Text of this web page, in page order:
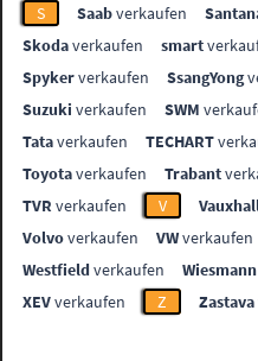
S
Saabverkaufen
Skodaverkaufen smart
Spykerverkaufen SsangYong
Suzuki verkaufen SWM
Tataverkaufen TECHART
Toyotaverkaufen Trabant
TVR verkaufen V
Volvoverkaufen VWverkaufen
Westfieldverkaufen Wiesmann
XEVverkaufen Z Zastava